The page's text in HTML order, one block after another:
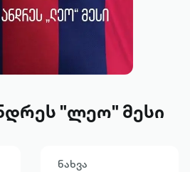
"ლეო" მესი
ნახვა